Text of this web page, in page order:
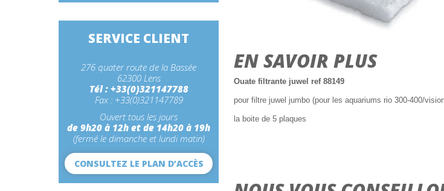
EN SAVOIR PLUS
Ouate filtrante juwel ref 88149
pour filtre juwel jumbo (pour les aquariums rio 300-400/
la boite de 5 plaques
SERVICE CLIENT
276 quater route de la Bassée
62300 Lens
Tél : +33(0)321147788
Fax : +33(0)321147789
Ouvert tous les jours
de 9h20 à 12h et de 14h20 à 19h
(fermé le dimanche et lundi matin)
CONSULTEZ LE PLAN D’ACCÈS